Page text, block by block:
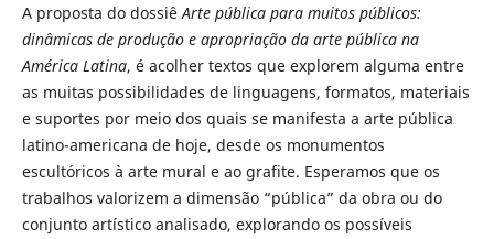
A proposta do dossiêArte pública para muitos públicos:
dinâmicas de produção e apropriação da arte pública na
América Latina, é acolher textos que explorem alguma entre
as muitas possibilidades de linguagens, formatos, materiais
e suportes por meio dos quais se manifesta a arte pública
latino-americana de hoje, desde os monumentos
escultóricos à arte mural e ao grafite. Esperamos que os
trabalhos valorizem a dimensão “pública” da obra ou do
conjunto artístico analisado, explorando os possíveis